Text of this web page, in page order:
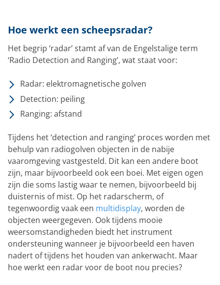
Hoe werkt een scheepsradar?
Het begrip ‘radar’ stamt af van de Engelstalige term
‘Radio Detection and Ranging’, wat staat voor:
Radar: elektromagnetische golven
Detection: peiling
Ranging: afstand
Tijdens het ‘detection and ranging’ proces worden met
behulp van radiogolven objecten in de nabije
vaaromgeving vastgesteld. Dit kan een andere boot
zijn, maar bijvoorbeeld ook een boei. Met eigen ogen
zijn die soms lastig waar te nemen, bijvoorbeeld bij
duisternis of mist. Op het radarscherm, of
tegenwoordig vaak een multidisplay, worden de
objecten weergegeven. Ook tijdens mooie
weersomstandigheden biedt het instrument
ondersteuning wanneer je bijvoorbeeld een haven
nadert of tijdens het houden van ankerwacht. Maar
hoe werkt een radar voor de boot nou precies?